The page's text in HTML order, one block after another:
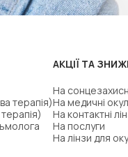
терапія)
АКЦІЇ ТА
На
На медичні
На контактні
На послуги
На лінзи для